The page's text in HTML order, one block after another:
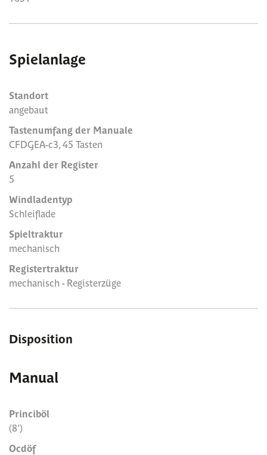
Spielanlage
Standort
angebaut
Tastenumfang der Manuale
CFDGEA-c3, 45 Tasten
Anzahl der Register
5
Windladentyp
Schleiflade
Spieltraktur
mechanisch
Registertraktur
mechanisch - Registerzüge
Disposition
Manual
Princiböl
(8')
Ocdöf